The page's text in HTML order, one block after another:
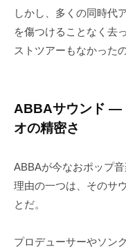
しかし、多くの同時代
を傷つけることなく去
ストツアーもなかった
ABBAサウンド ―
オの精密さ
ABBAが今なおポップ
理由の一つは、そのサ
とだ。
プロデューサーやソン